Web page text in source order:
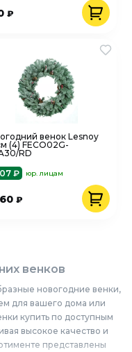
₽
венок Lesnoy
(4) FECO02G-
RD
₽
юр. лицам
₽
венков
новогодние венки,
для вашего дома или
купить по доступным
высокое качество и
представлены